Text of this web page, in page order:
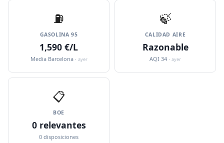
⛽️
GASOLINA 95
1,590 €/L
Media Barcelona · ayer
🍃
CALIDAD AIRE
Razonable
AQI 34 · ayer
📋
BOE
0 relevantes
0 disposiciones